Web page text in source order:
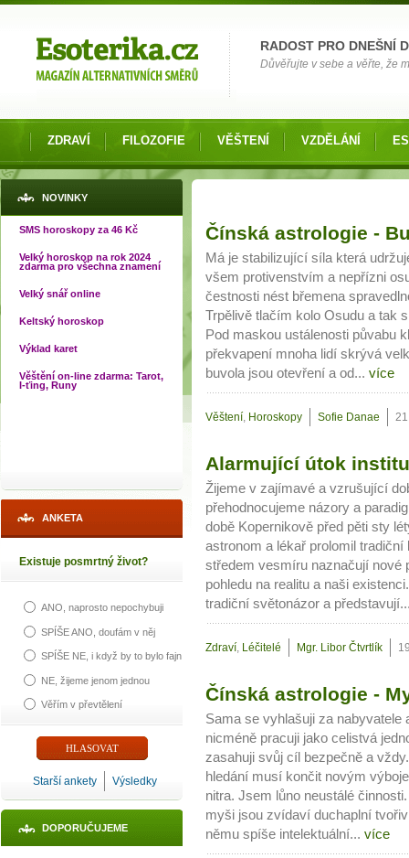
RADOST PRO DNEŠNÍ
Důvěřujte v sebe a věřte, že
ZDRAVÍ FILOZOFIE VĚŠTENÍ VZDĚLÁNÍ
NOVINKY
SMS horoskopy za 46 Kč
Velký horoskop na rok 2024
zdarma pro všechna znamení
Velký snář online
Keltský horoskop
Výklad karet
Věštění on-line zdarma: Tarot,
I-ťing, Runy
ANKETA
Existuje posmrtný život?
ANO, naprosto nepochybuji
SPÍŠE ANO, doufám v něj
SPÍŠE NE, i když by to bylo fajn
NE, žijeme jenom jednou
Věřím v převtělení
Starší ankety Výsledky
DOPORUČUJEME
Čínská astrologie -
Má je stabilizující síla která
všem protivenstvím a nepřízni
čestnosti nést břemena
Trpělivě tlačím kolo Osudu a tak
Pod maskou ustálenosti půvabu
překvapení mnoha lidí skrývá
buvola jsou otevření a od... více
Věštení, Horoskopy Sofie Danae
Alarmující útok
Žijeme v zajímavé a vzrušující
přehodnocujeme názory a
době Kopernikově před pěti sty
astronom a lékař prolomil
středem vesmíru naznačují nové
pohledu na realitu a naši
tradiční světonázor a
Zdraví, Léčitelé Mgr. Libor Čtvrtlík
Čínská astrologie -
Sama se vyhlašuji za
nicméně pracuji jako celistvá
zasahuji svůj cíl bezpečně a
hledání musí končit novým
nitra. Jsem lůno neustálé
myši jsou zvídaví duchaplní
němu spíše intelektuální... více
Stránky